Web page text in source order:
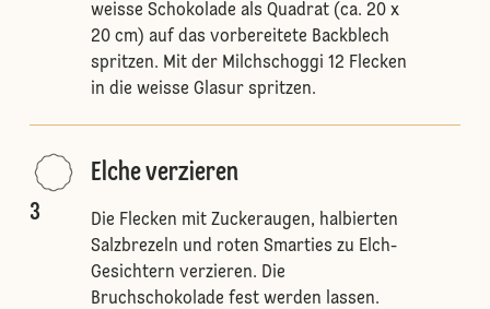
weisse Schokolade als Quadrat (ca. 20 x
20 cm) auf das vorbereitete Backblech
spritzen. Mit der Milchschoggi 12 Flecken
in die weisse Glasur spritzen.
3
Elche verzieren
Die Flecken mit Zuckeraugen, halbierten
Salzbrezeln und roten Smarties zu Elch-
Gesichtern verzieren. Die
Bruchschokolade fest werden lassen.